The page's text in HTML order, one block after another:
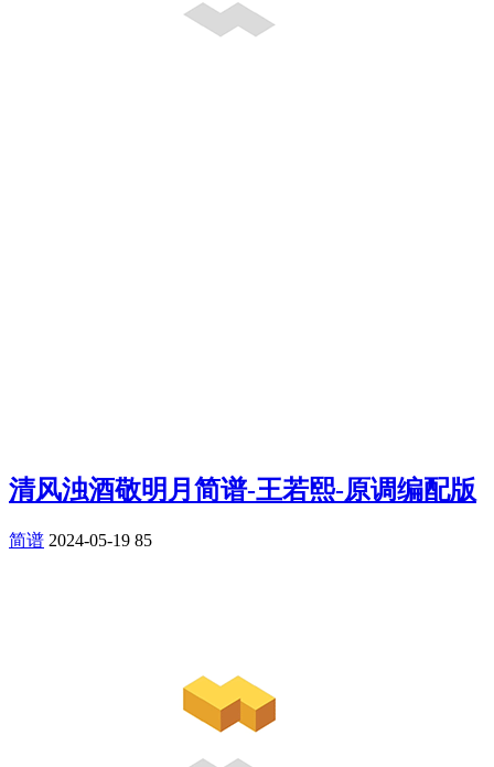
清风浊酒敬明月简谱-王若熙-原调编配版
简谱 2024-05-19 85